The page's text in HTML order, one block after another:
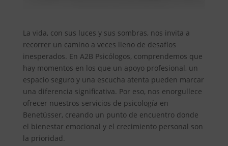
La vida, con sus luces y sus sombras, nos invita a
recorrer un camino a veces lleno de desafíos
inesperados. En A2B Psicólogos, comprendemos que
hay momentos en los que un apoyo profesional, un
espacio seguro y una escucha atenta pueden marcar
una diferencia significativa. Por eso, nos enorgullece
ofrecer nuestros servicios de psicología en
Benetússer, creando un punto de encuentro donde
el bienestar emocional y el crecimiento personal son
la prioridad.